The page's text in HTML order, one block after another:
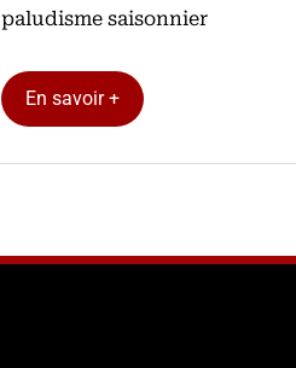
paludisme saisonnier
En savoir +